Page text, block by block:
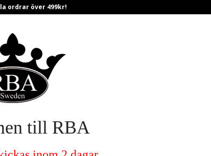
ordrar över 499kr!
till RBA